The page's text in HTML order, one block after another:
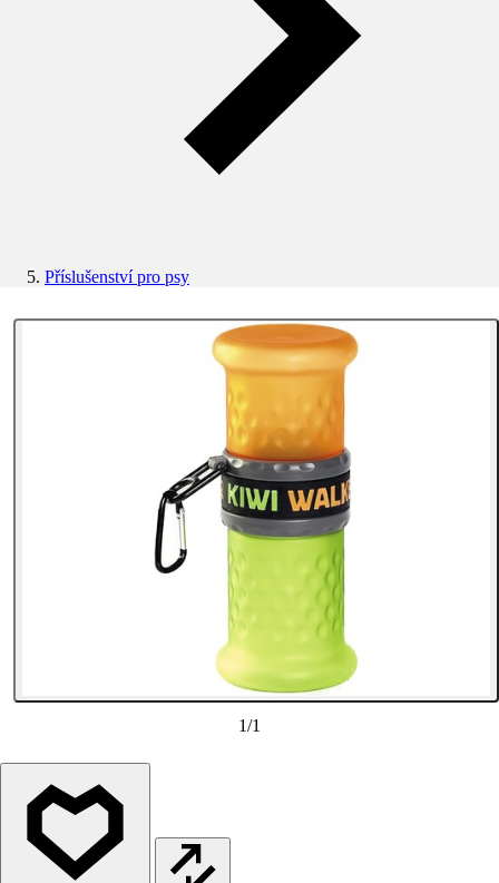
Příslušenství pro psy
1/1